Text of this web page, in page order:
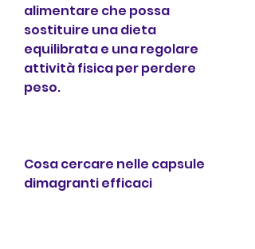
alimentare che possa
sostituire una dieta
equilibrata e una regolare
attività fisica per perdere
peso.
Cosa cercare nelle capsule
dimagranti efficaci